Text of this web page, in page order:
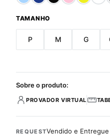
TAMANHO
P M G
Sobre o produto:
PROVADOR VIRTUAL
REQUESTVendido e